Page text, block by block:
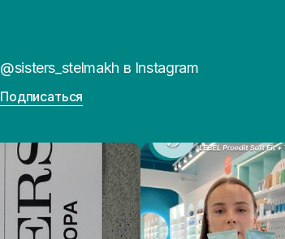
@sisters_stelmakh в Instagram
Подписаться